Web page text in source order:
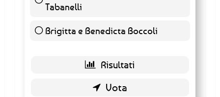
Tabanelli
Brigitta e Benedicta Boccoli5 ( 16.67 % )